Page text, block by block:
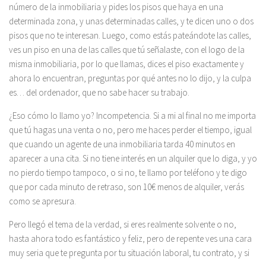
número de la inmobiliaria y pides los pisos que haya en una
determinada zona, y unas determinadas calles, y te dicen uno o dos
pisos que no te interesan. Luego, como estás pateándote las calles,
ves un piso en una de las calles que tú señalaste, con el logo de la
misma inmobiliaria, por lo que llamas, dices el piso exactamente y
ahora lo encuentran, preguntas por qué antes no lo dijo, y la culpa
es… del ordenador, que no sabe hacer su trabajo.
¿Eso cómo lo llamo yo? Incompetencia. Si a mi al final no me importa
que tú hagas una venta o no, pero me haces perder el tiempo, igual
que cuando un agente de una inmobiliaria tarda 40 minutos en
aparecer a una cita. Si no tiene interés en un alquiler que lo diga, y yo
no pierdo tiempo tampoco, o si no, te llamo por teléfono y te digo
que por cada minuto de retraso, son 10€ menos de alquiler, verás
como se apresura.
Pero llegó el tema de la verdad, si eres realmente solvente o no,
hasta ahora todo es fantástico y feliz, pero de repente ves una cara
muy seria que te pregunta por tu situación laboral, tu contrato, y si